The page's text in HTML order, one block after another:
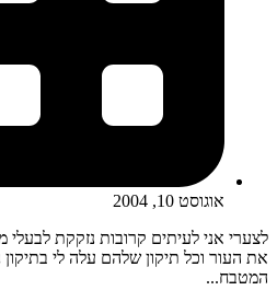
אוגוסט 10, 2004
לצערי אני לעיתים קרובות נזקקת
את העור וכל תיקון שלהם עלה לי
המטבח...